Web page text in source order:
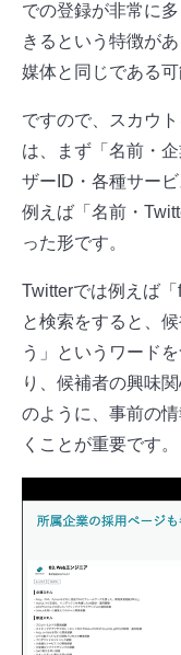
での登録が非常に
きるという特徴が
媒体と同じである
ですので、スカウ
は、まず「名前・
ザーID・各種サー
例えば「名前・
った形です。
Twitterでは例えば「
と検索をすると、
う」というワード
り、候補者の興味
のように、事前の
くことが重要です。